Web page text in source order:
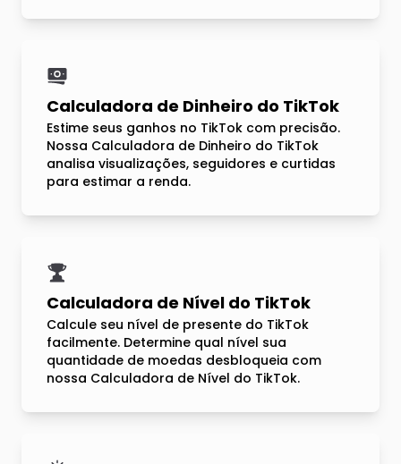
Calculadora de Dinheiro do TikTok
Estime seus ganhos no TikTok com precisão.
Nossa Calculadora de Dinheiro do TikTok
analisa visualizações, seguidores e curtidas
para estimar a renda.
Calculadora de Nível do TikTok
Calcule seu nível de presente do TikTok
facilmente. Determine qual nível sua
quantidade de moedas desbloqueia com
nossa Calculadora de Nível do TikTok.